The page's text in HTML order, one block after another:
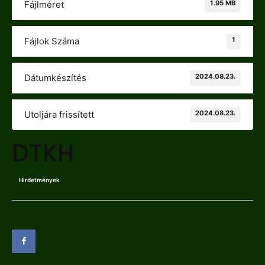
Fájlméret 1.95 MB
Fájlok Száma 1
Dátumkészítés 2024.08.23.
Utoljára frissített 2024.08.23.
DTKH
Hirdetmények